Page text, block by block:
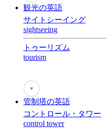
観光の英語
サイトシーイング
sightseeing
トゥーリズム
tourism
♥
管制塔の英語
コントロール・タワー
control tower